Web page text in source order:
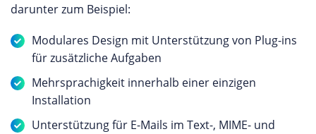
darunter zum Beispiel:
Modulares Design mit Unterstützung von Plug-ins
für zusätzliche Aufgaben
Mehrsprachigkeit innerhalb einer einzigen
Installation
Unterstützung für E-Mails im Text-, MIME- und